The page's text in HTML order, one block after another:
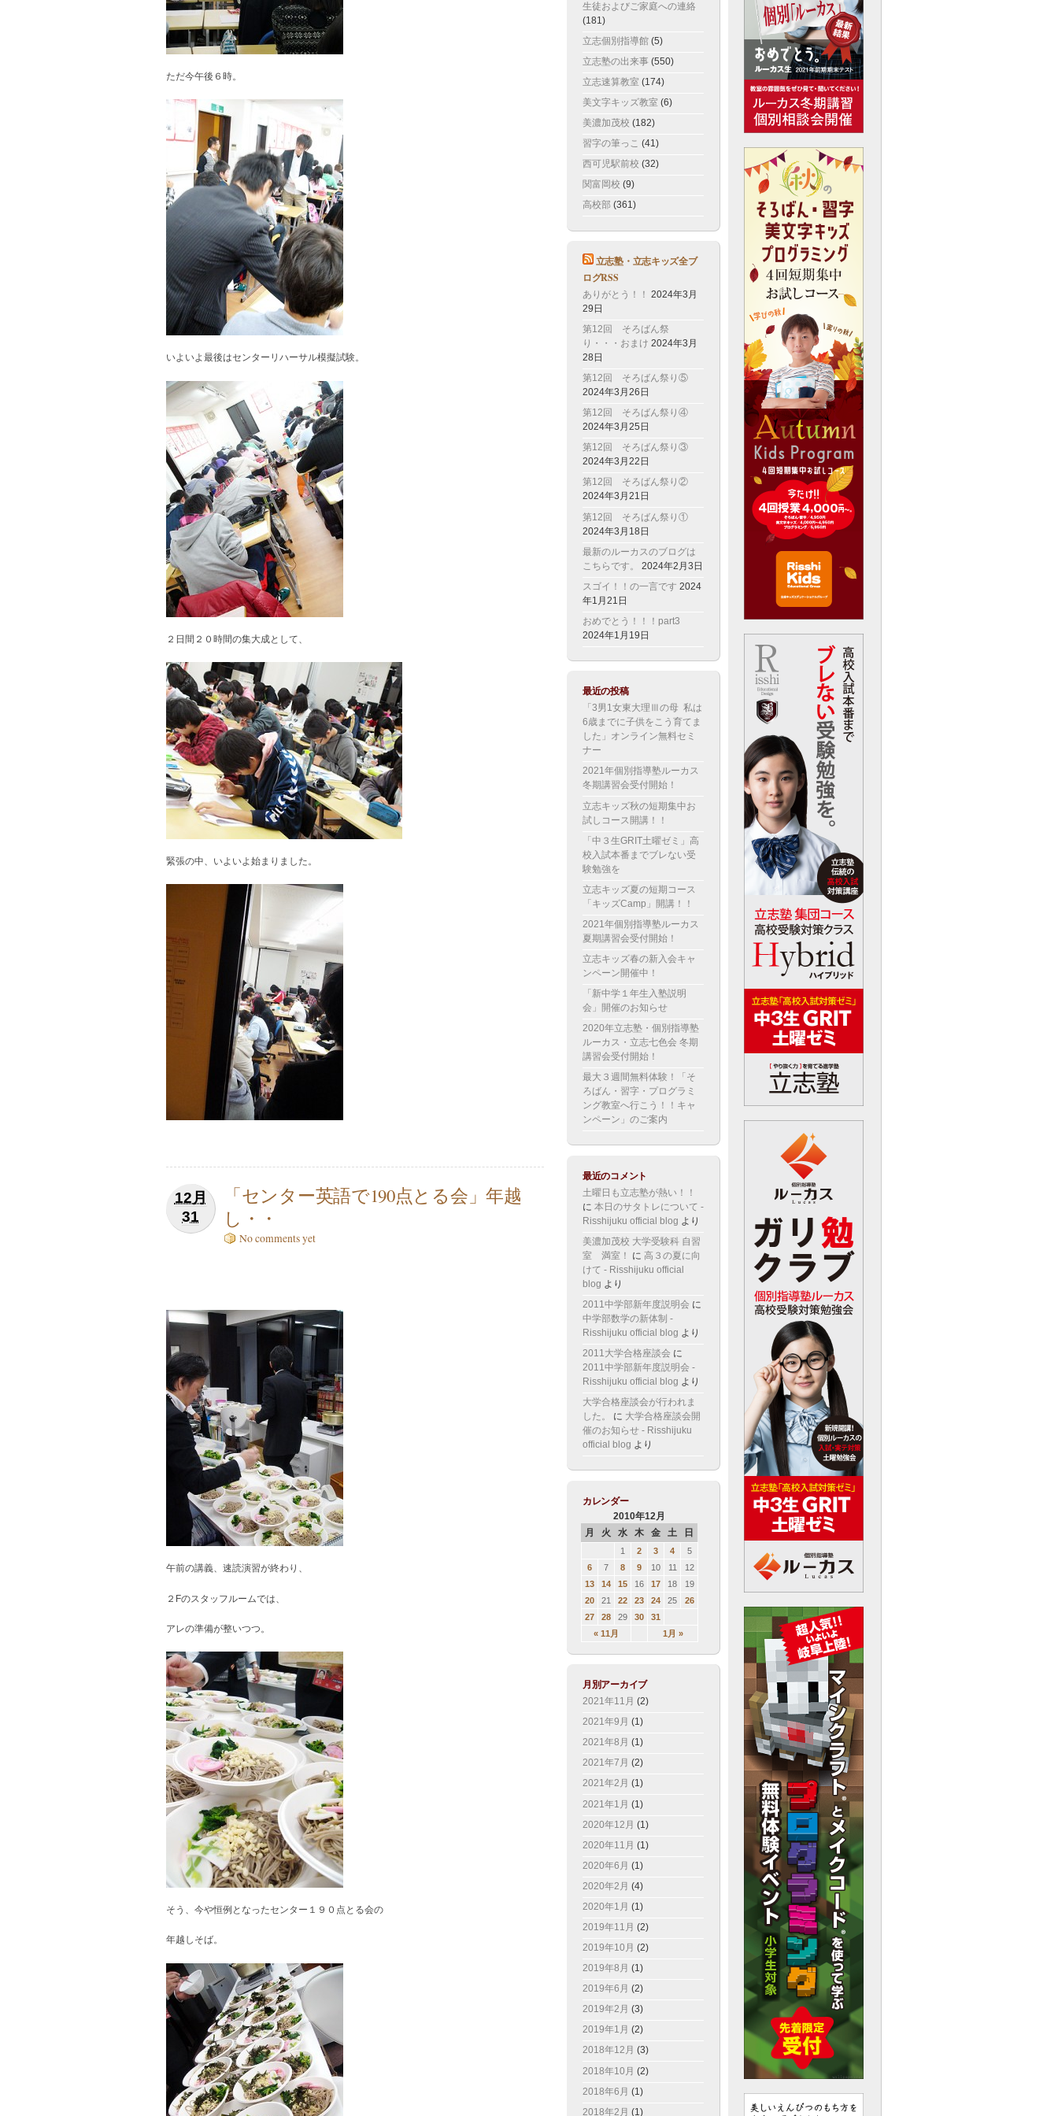
ただ今午後６時。
いよいよ最後はセンターリハーサル模擬試験。
２日間２０時間の集大成として、
緊張の中、いよいよ始まりました。
12月
31
「センター英語で190点とる会」年越
し・・
No comments yet
午前の講義、速読演習が終わり、
２Fのスタッフルームでは、
アレの準備が整いつつ。
そう、今や恒例となったセンター１９０点とる会の
年越しそば。
生徒およびご家庭への連絡
(181)
立志個別指導館 (5)
立志塾の出来事 (550)
立志速算教室 (174)
美文字キッズ教室 (6)
美濃加茂校 (182)
習字の筆っこ (41)
西可児駅前校 (32)
関富岡校 (9)
高校部 (361)
立志塾・立志キッズ全ブ
ログRSS
ありがとう！！ 2024年3月
29日
第12回 そろばん祭
り・・・おまけ 2024年3月
28日
第12回 そろばん祭り⑤
2024年3月26日
第12回 そろばん祭り④
2024年3月25日
第12回 そろばん祭り③
2024年3月22日
第12回 そろばん祭り②
2024年3月21日
第12回 そろばん祭り①
2024年3月18日
最新のルーカスのブログは
こちらです。
2024年2月3日
スゴイ！！の一言です 2024
年1月21日
おめでとう！！！part3
2024年1月19日
最近の投稿
「3男1女東大理Ⅲの母 私は
6歳までに子供をこう育てま
した」オンライン無料セミ
ナー
2021年個別指導塾ルーカス
冬期講習会受付開始！
立志キッズ秋の短期集中お
試しコース開講！！
「中３生GRIT土曜ゼミ」高
校入試本番までブレない受
験勉強を
立志キッズ夏の短期コース
「キッズCamp」開講！！
2021年個別指導塾ルーカス
夏期講習会受付開始！
立志キッズ春の新入会キャ
ンペーン開催中！
「新中学１年生入塾説明
会」開催のお知らせ
2020年立志塾・個別指導塾
ルーカス・立志七色会 冬期
講習会受付開始！
最大３週間無料体験！「そ
ろばん・習字・プログラミ
ング教室へ行こう！！キャ
ンペーン」のご案内
最近のコメント
土曜日も立志塾が熱い！！
に 本日のサタトレについて -
Risshijuku official blog より
美濃加茂校 大学受験科 自習
室 満室！
に 高３の夏に向
けて - Risshijuku official
blog より
2011中学部新年度説明会 に
中学部数学の新体制 -
Risshijuku official blog より
2011大学合格座談会 に
2011中学部新年度説明会 -
Risshijuku official blog より
大学合格座談会が行われま
した。
に 大学合格座談会開
催のお知らせ - Risshijuku
official blog より
カレンダー
2010年12月
月
火 水 木 金 土 日
« 11月 1月 »
1 2 3 4
5
6
7 8 9 10 11
12
13
14 15 16 17 18
19
20
21 22 23 24 25
26
27
28 29 30 31
月別アーカイブ
2021年11月 (2)
2021年9月 (1)
2021年8月 (1)
2021年7月 (2)
2021年2月 (1)
2021年1月 (1)
2020年12月 (1)
2020年11月 (1)
2020年6月 (1)
2020年2月 (4)
2020年1月 (1)
2019年11月 (2)
2019年10月 (2)
2019年8月 (1)
2019年6月 (2)
2019年2月 (3)
2019年1月 (2)
2018年12月 (3)
2018年10月 (2)
2018年6月 (1)
2018年2月 (1)